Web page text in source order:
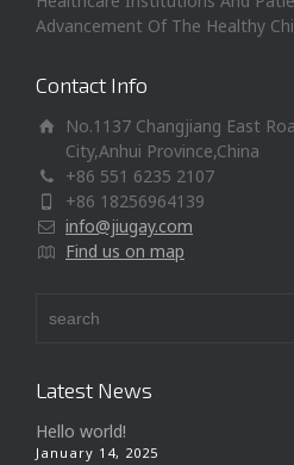
Advancement Of The Healthy
Contact Info
No.1137 Changjiang East
City,Anhui Province,China
+86 551 6235 2107
+86 18256964139
info@jiugay.com
Find us on map
Latest News
Hello world!
January 14, 2025